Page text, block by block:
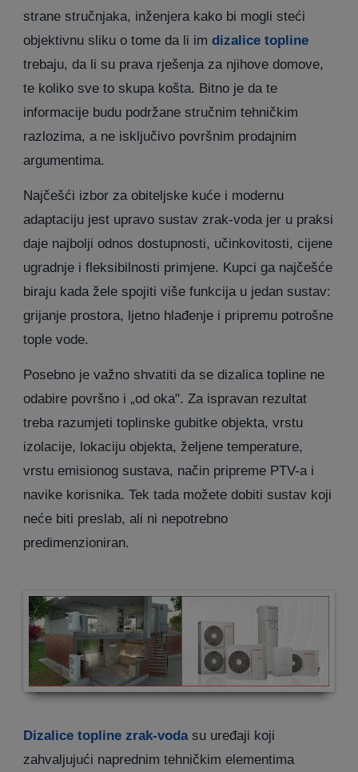
strane stručnjaka, inženjera kako bi mogli steći
objektivnu sliku o tome da li im dizalice topline
trebaju, da li su prava rješenja za njihove domove,
te koliko sve to skupa košta. Bitno je da te
informacije budu podržane stručnim tehničkim
razlozima, a ne isključivo površnim prodajnim
argumentima.
Najčešći izbor za obiteljske kuće i modernu
adaptaciju jest upravo sustav zrak-voda jer u praksi
daje najbolji odnos dostupnosti, učinkovitosti, cijene
ugradnje i fleksibilnosti primjene. Kupci ga najčešće
biraju kada žele spojiti više funkcija u jedan sustav:
grijanje prostora, ljetno hlađenje i pripremu potrošne
tople vode.
Posebno je važno shvatiti da se dizalica topline ne
odabire površno i „od oka". Za ispravan rezultat
treba razumjeti toplinske gubitke objekta, vrstu
izolacije, lokaciju objekta, željene temperature,
vrstu emisionog sustava, način pripreme PTV-a i
navike korisnika. Tek tada možete dobiti sustav koji
neće biti preslab, ali ni nepotrebno
predimenzioniran.
Dizalice topline zrak-vodasu uređaji koji
zahvaljujući naprednim tehničkim elementima